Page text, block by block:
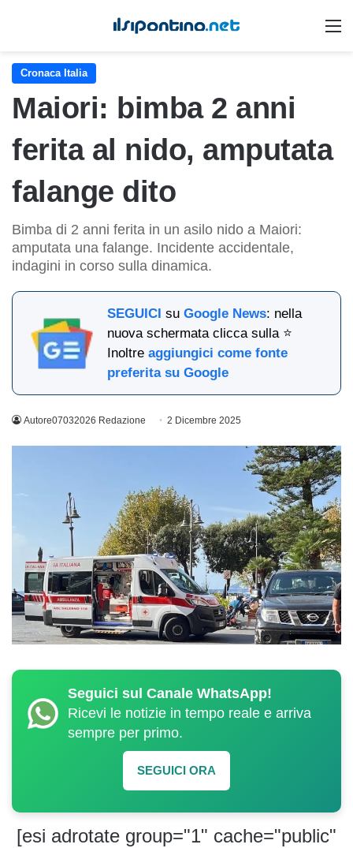
Cronaca Italia
Maiori: bimba 2 anni
ferita al nido, amputata
falange dito
Bimba di 2 anni ferita in un asilo nido a Maiori:
amputata una falange. Incidente accidentale,
indagini in corso sulla dinamica.
SEGUICI suGoogle News: nella
nuova schermata clicca sulla ⭐
Inoltreaggiungici come fonte
preferita su Google
Autore07032026 Redazione 2 Dicembre 2025
Seguici sul Canale WhatsApp!
Ricevi le notizie in tempo reale e arriva
sempre per primo.
SEGUICI ORA
[esi adrotate group="1" cache="public"